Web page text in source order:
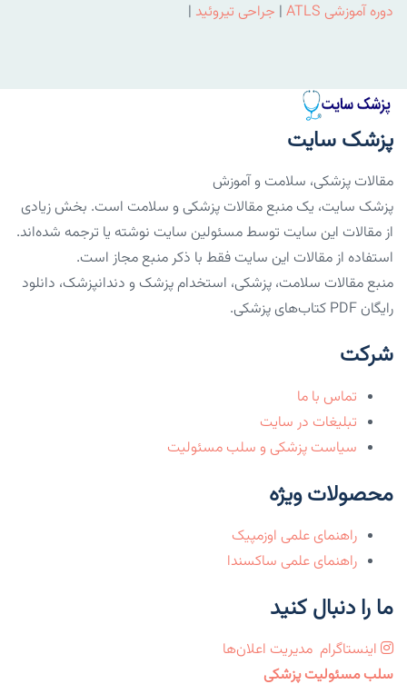
دوره آموزشی ATLS | جراحی تیروئید |
پزشک سایت
مقالات پزشکی، سلامت و آموزش
پزشک سایت، یک منبع مقالات پزشکی و سلامت است. بخش زیادی
از مقالات این سایت توسط مسئولین سایت نوشته یا ترجمه شده‌اند.
استفاده از مقالات این سایت فقط با ذکر منبع مجاز است.
منبع مقالات سلامت، پزشکی، استخدام پزشک و دندانپزشک، دانلود
رایگان PDF کتاب‌های پزشکی.
شرکت
تماس با ما
تبلیغات در سایت
سیاست پزشکی و سلب مسئولیت
محصولات ویژه
راهنمای علمی اوزمپیک
راهنمای علمی ساکسندا
ما را دنبال کنید
اینستاگرام مدیریت اعلان‌ها
سلب مسئولیت پزشکی